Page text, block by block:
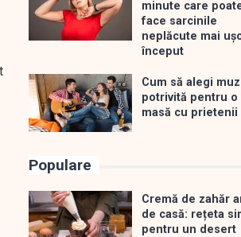
minute care
face sarcinile
neplăcute mai
început
Cum să alegi
potrivită pentru o
masă cu prietenii
Populare
Cremă de zahăr
de casă: rețeta
pentru un desert